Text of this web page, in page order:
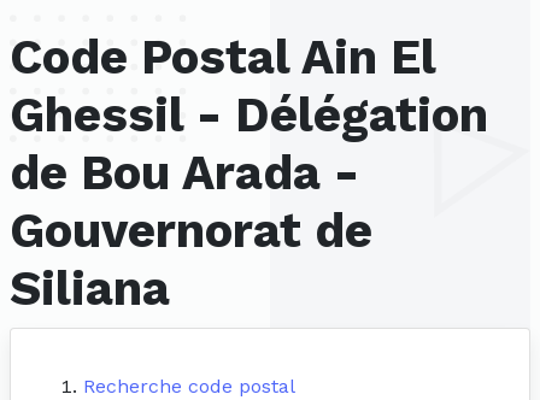
Code Postal Ain El
Ghessil - Délégation
de Bou Arada -
Gouvernorat de
Siliana
Recherche code postal